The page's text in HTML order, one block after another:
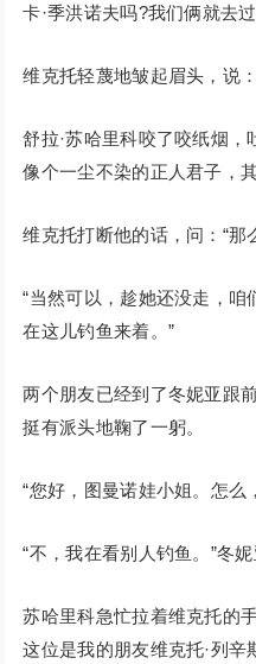
卡·季洪诺夫吗?我们俩就去
维克托轻蔑地皱起眉头，说
舒拉·苏哈里科咬了咬纸烟，
像个一尘不染的正人君子，
维克托打断他的话，问：“那
“当然可以，趁她还没走，
在这儿钓鱼来着。”
两个朋友已经到了冬妮亚跟
挺有派头地鞠了一躬。
“您好，图曼诺娃小姐。怎么
“不，我在看别人钓鱼。”冬妮
苏哈里科急忙拉着维克托的
这位是我的朋友维克托·列辛